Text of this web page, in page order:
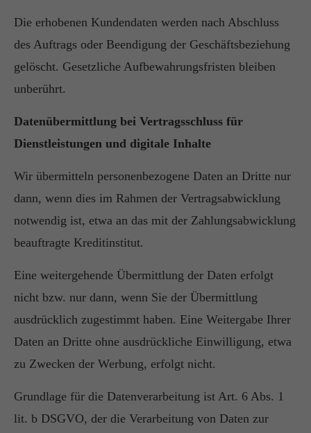
Die erhobenen Kundendaten werden nach Abschluss
des Auftrags oder Beendigung der Geschäftsbeziehung
gelöscht. Gesetzliche Aufbewahrungsfristen bleiben
unberührt.
Datenübermittlung bei Vertragsschluss für
Dienstleistungen und digitale Inhalte
Wir übermitteln personenbezogene Daten an Dritte nur
dann, wenn dies im Rahmen der Vertragsabwicklung
notwendig ist, etwa an das mit der Zahlungsabwicklung
beauftragte Kreditinstitut.
Eine weitergehende Übermittlung der Daten erfolgt
nicht bzw. nur dann, wenn Sie der Übermittlung
ausdrücklich zugestimmt haben. Eine Weitergabe Ihrer
Daten an Dritte ohne ausdrückliche Einwilligung, etwa
zu Zwecken der Werbung, erfolgt nicht.
Grundlage für die Datenverarbeitung ist Art. 6 Abs. 1
lit. b DSGVO, der die Verarbeitung von Daten zur